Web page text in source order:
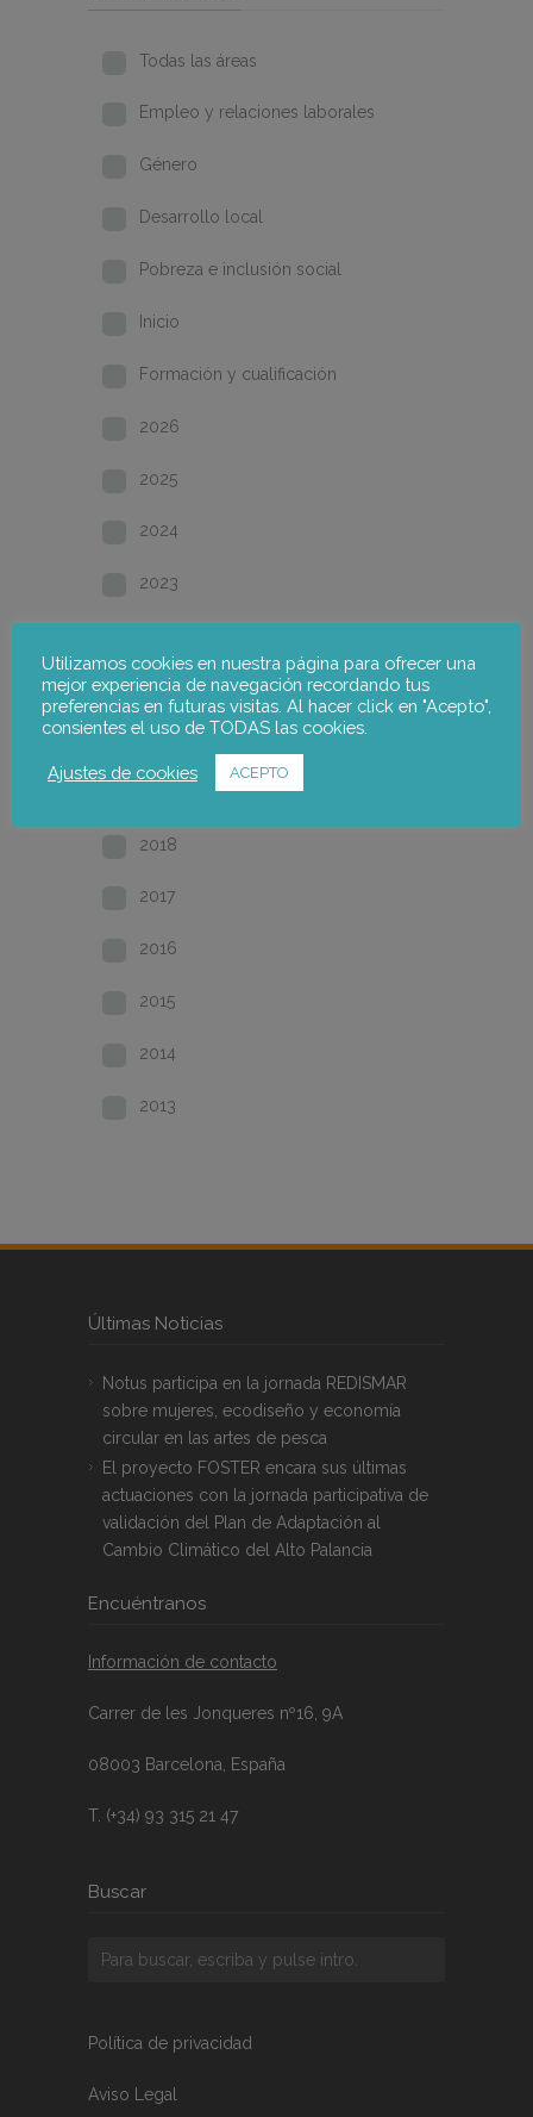
Todas las áreas
Empleo y relaciones laborales
Género
Desarrollo local
Pobreza e inclusión social
Inicio
Formación y cualificación
2026
2025
2024
2023
2021
2020
2018
2017
2016
2015
2014
2013
Últimas Noticias
Notus participa en la jornada REDISMAR
sobre mujeres, ecodiseño y economía
circular en las artes de pesca
El proyecto FOSTER encara sus últimas
actuaciones con la jornada participativa de
validación del Plan de Adaptación al
Cambio Climático del Alto Palancia
Encuéntranos
Información de contacto
Carrer de les Jonqueres nº16, 9A
08003 Barcelona, España
T. (+34) 93 315 21 47
Buscar
Política de privacidad
Aviso Legal
Utilizamos cookies en nuestra página para ofrecer una
mejor experiencia de navegación recordando tus
preferencias en futuras visitas. Al hacer click en "Acepto",
consientes el uso de TODAS las cookies.
Ajustes de cookies ACEPTO